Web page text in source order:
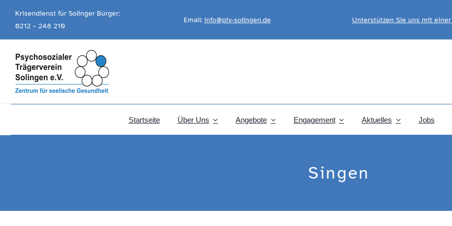
Krisendienst für Solinger Bürger:
0212 – 248 210
Email: info@ptv-solingen.de Unterstützen Sie uns mit einer
Startseite Über Uns Angebote Engagement Aktuelles Jobs
Singen